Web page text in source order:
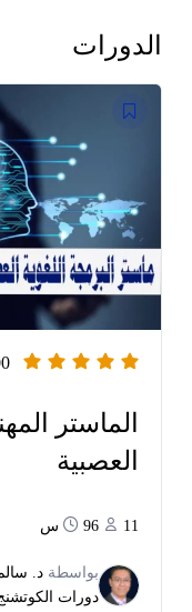
الدورات
الماستر
العصبية
11 96س
بواسطة د.
دورات